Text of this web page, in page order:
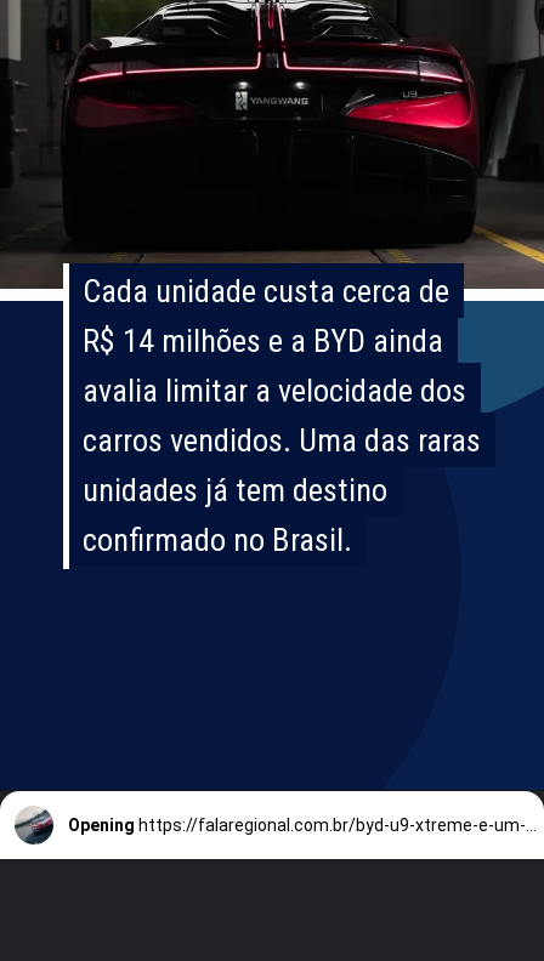
Cada unidade custa cerca de
R$ 14 milhões e a BYD ainda
avalia limitar a velocidade dos
carros vendidos. Uma das raras
unidades já tem destino
confirmado no Brasil.
Cada unidade custa cerca de
R$ 14 milhões e a BYD ainda
avalia limitar a velocidade dos
carros vendidos. Uma das raras
unidades já tem destino
confirmado no Brasil.
Opening